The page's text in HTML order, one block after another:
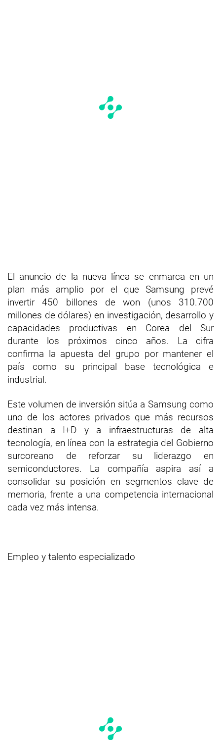
El anuncio de la nueva línea se enmarca en un
plan más amplio por el que Samsung prevé
invertir 450 billones de won (unos 310.700
millones de dólares) en investigación, desarrollo y
capacidades productivas en Corea del Sur
durante los próximos cinco años. La cifra
confirma la apuesta del grupo por mantener el
país como su principal base tecnológica e
industrial.
Este volumen de inversión sitúa a Samsung como
uno de los actores privados que más recursos
destinan a I+D y a infraestructuras de alta
tecnología, en línea con la estrategia del Gobierno
surcoreano de reforzar su liderazgo en
semiconductores. La compañía aspira así a
consolidar su posición en segmentos clave de
memoria, frente a una competencia internacional
cada vez más intensa.
Empleo y talento especializado